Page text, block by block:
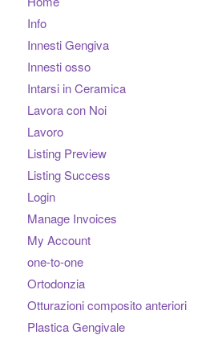
Info
Innesti Gengiva
Innesti osso
Intarsi in Ceramica
Lavora con Noi
Lavoro
Listing Preview
Listing Success
Login
Manage Invoices
My Account
one-to-one
Ortodonzia
Otturazioni composito anteriori
Plastica Gengivale